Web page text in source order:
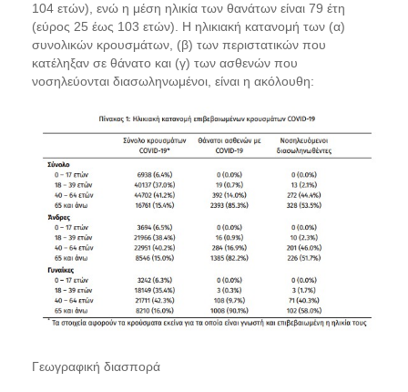
104 ετών), ενώ η μέση ηλικία των θανάτων είναι 79 έτη
(εύρος 25 έως 103 ετών). Η ηλικιακή κατανομή των (α)
συνολικών κρουσμάτων, (β) των περιστατικών που
κατέληξαν σε θάνατο και (γ) των ασθενών που
νοσηλεύονται διασωληνωμένοι, είναι η ακόλουθη:
Γεωγραφική διασπορά